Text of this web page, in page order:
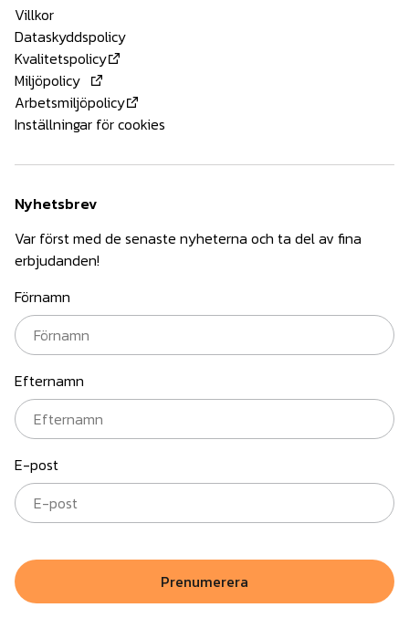
Villkor
Dataskyddspolicy
Kvalitetspolicy
Miljöpolicy
Arbetsmiljöpolicy
Inställningar för cookies
Nyhetsbrev
Var först med de senaste nyheterna och ta del av fina
erbjudanden!
Förnamn
Efternamn
E-post
Prenumerera